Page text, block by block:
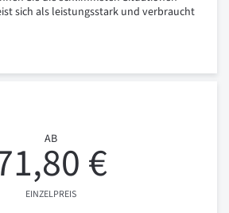
sich als leistungsstark und verbraucht
AB €
EINZELPREIS